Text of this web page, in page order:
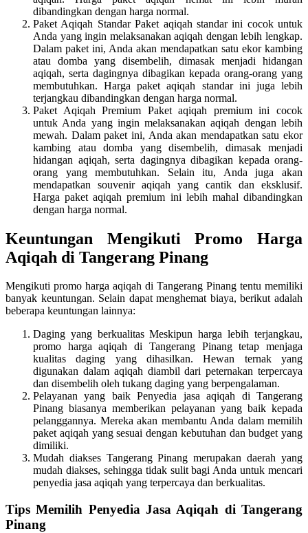
dibandingkan dengan harga normal.
Paket Aqiqah Standar Paket aqiqah standar ini cocok untuk
Anda yang ingin melaksanakan aqiqah dengan lebih lengkap.
Dalam paket ini, Anda akan mendapatkan satu ekor kambing
atau domba yang disembelih, dimasak menjadi hidangan
aqiqah, serta dagingnya dibagikan kepada orang-orang yang
membutuhkan. Harga paket aqiqah standar ini juga lebih
terjangkau dibandingkan dengan harga normal.
Paket Aqiqah Premium Paket aqiqah premium ini cocok
untuk Anda yang ingin melaksanakan aqiqah dengan lebih
mewah. Dalam paket ini, Anda akan mendapatkan satu ekor
kambing atau domba yang disembelih, dimasak menjadi
hidangan aqiqah, serta dagingnya dibagikan kepada orang-
orang yang membutuhkan. Selain itu, Anda juga akan
mendapatkan souvenir aqiqah yang cantik dan eksklusif.
Harga paket aqiqah premium ini lebih mahal dibandingkan
dengan harga normal.
Keuntungan Mengikuti Promo Harga
Aqiqah di Tangerang Pinang
Mengikuti promo harga aqiqah di Tangerang Pinang tentu memiliki
banyak keuntungan. Selain dapat menghemat biaya, berikut adalah
beberapa keuntungan lainnya:
Daging yang berkualitas Meskipun harga lebih terjangkau,
promo harga aqiqah di Tangerang Pinang tetap menjaga
kualitas daging yang dihasilkan. Hewan ternak yang
digunakan dalam aqiqah diambil dari peternakan terpercaya
dan disembelih oleh tukang daging yang berpengalaman.
Pelayanan yang baik Penyedia jasa aqiqah di Tangerang
Pinang biasanya memberikan pelayanan yang baik kepada
pelanggannya. Mereka akan membantu Anda dalam memilih
paket aqiqah yang sesuai dengan kebutuhan dan budget yang
dimiliki.
Mudah diakses Tangerang Pinang merupakan daerah yang
mudah diakses, sehingga tidak sulit bagi Anda untuk mencari
penyedia jasa aqiqah yang terpercaya dan berkualitas.
Tips Memilih Penyedia Jasa Aqiqah di Tangerang
Pinang